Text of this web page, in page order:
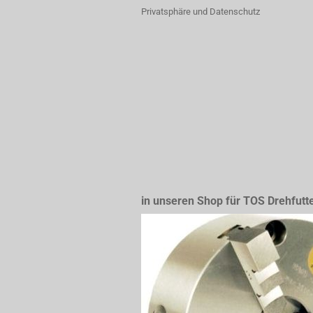
Privatsphäre und Datenschutz
in unseren Shop für TOS